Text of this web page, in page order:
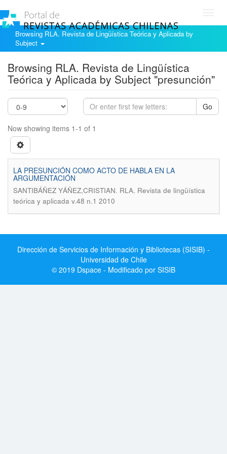
Browsing RLA. Revista de Lingüística Teórica y Aplicada by
Subject
Browsing RLA. Revista de Lingüística
Teórica y Aplicada by Subject "presunción"
Go
Now showing items 1-1 of 1
LA PRESUNCIÓN COMO ACTO DE HABLA EN LA
ARGUMENTACIÓN
SANTIBÁÑEZ YÁÑEZ,CRISTIAN. RLA. Revista de lingüística
teórica y aplicada v.48 n.1 2010
Dirección de Servicios de Información y Bibliotecas (SISIB) -
Universidad de Chile
© 2019 Dspace - Modificado por SISIB